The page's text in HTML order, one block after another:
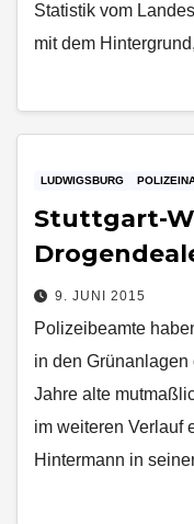
Statistik vom
mit dem
LUDWIGSBURG
Stuttgart-
9. JUNI 2015
Polizeibeamte
in den
Jahre alte
im weiteren Verlauf
Hintermann in